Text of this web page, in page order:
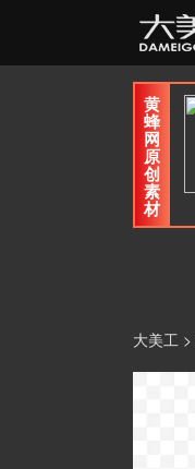
黄
蜂
网
原
创
素
材
大美工 >